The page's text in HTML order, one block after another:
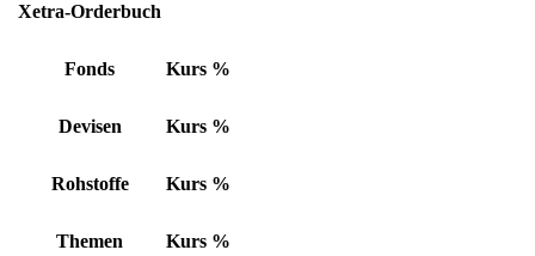
Xetra-Orderbuch
Fonds Kurs %
Devisen Kurs %
Rohstoffe Kurs %
Themen Kurs %